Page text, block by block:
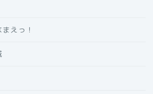
えっ！